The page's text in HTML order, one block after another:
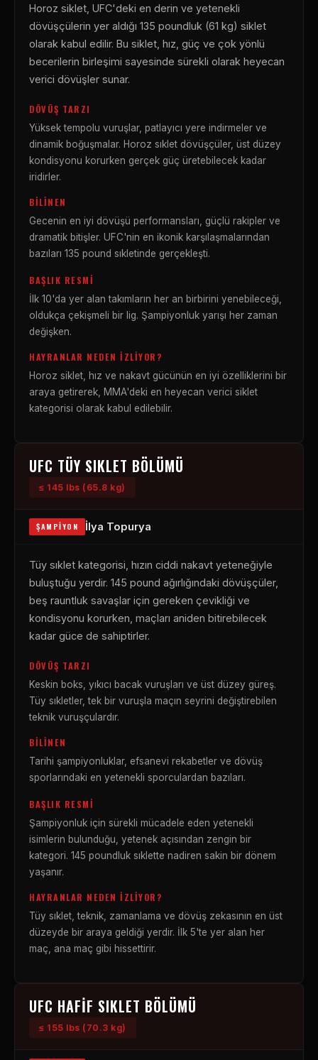
Horoz siklet, UFC'deki en derin ve yetenekli
dövüşçülerin yer aldığı 135 poundluk (61 kg) siklet
olarak kabul edilir. Bu siklet, hız, güç ve çok yönlü
becerilerin birleşimi sayesinde sürekli olarak heyecan
verici dövüşler sunar.
DÖVÜŞ TARZI
Yüksek tempolu vuruşlar, patlayıcı yere indirmeler ve
dinamik boğuşmalar. Horoz sıklet dövüşçüler, üst düzey
kondisyonu korurken gerçek güç üretebilecek kadar
iridirler.
BILINEN
Gecenin en iyi dövüşü performansları, güçlü rakipler ve
dramatik bitişler. UFC'nin en ikonik karşılaşmalarından
bazıları 135 pound sıkletinde gerçekleşti.
BAŞLIK RESMI
İlk 10'da yer alan takımların her an birbirini yenebileceği,
oldukça çekişmeli bir lig. Şampiyonluk yarışı her zaman
değişken.
HAYRANLAR NEDEN İZLIYOR?
Horoz siklet, hız ve nakavt gücünün en iyi özelliklerini bir
araya getirerek, MMA'deki en heyecan verici siklet
kategorisi olarak kabul edilebilir.
UFC TÜY SIKLET BÖLÜMÜ
≤ 145 lbs (65.8 kg)
ŞAMPIYON İlya Topurya
Tüy sıklet kategorisi, hızın ciddi nakavt yeteneğiyle
buluştuğu yerdir. 145 pound ağırlığındaki dövüşçüler,
beş rauntluk savaşlar için gereken çevikliği ve
kondisyonu korurken, maçları aniden bitirebilecek
kadar güce de sahiptirler.
DÖVÜŞ TARZI
Keskin boks, yıkıcı bacak vuruşları ve üst düzey güreş.
Tüy sıkletler, tek bir vuruşla maçın seyrini değiştirebilen
teknik vuruşçulardır.
BILINEN
Tarihi şampiyonluklar, efsanevi rekabetler ve dövüş
sporlarındaki en yetenekli sporculardan bazıları.
BAŞLIK RESMI
Şampiyonluk için sürekli mücadele eden yetenekli
isimlerin bulunduğu, yetenek açısından zengin bir
kategori. 145 poundluk sıklette nadiren sakin bir dönem
yaşanır.
HAYRANLAR NEDEN İZLIYOR?
Tüy sıklet, teknik, zamanlama ve dövüş zekasının en üst
düzeyde bir araya geldiği yerdir. İlk 5'te yer alan her
maç, ana maç gibi hissettirir.
UFC HAFIF SIKLET BÖLÜMÜ
≤ 155 lbs (70.3 kg)